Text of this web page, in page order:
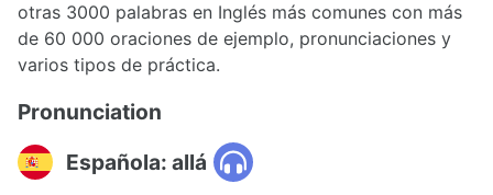
otras 3000 palabras en Inglés más comunes con más
de 60 000 oraciones de ejemplo, pronunciaciones y
varios tipos de práctica.
Pronunciation
Española: allá